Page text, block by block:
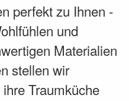
perfekt zu Ihnen -
und
Materialien
stellen wir
Traumküche